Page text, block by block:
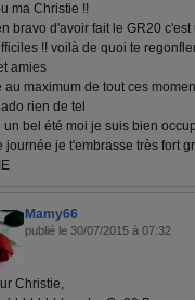
ma Christie !!
bravo d'avoir fait le GR20
!! voilà de quoi te
amies
au maximum de tout ces
rien de tel
un bel été moi je suis bien
journée je t'embrasse très fort
Mamy66
publié le 30/07/2015 à 07:32
Christie,